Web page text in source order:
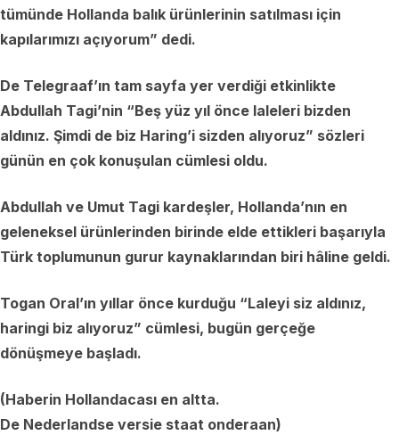
tümünde Hollanda balık ürünlerinin satılması için
kapılarımızı açıyorum” dedi.
De Telegraaf’ın tam sayfa yer verdiği etkinlikte
Abdullah Tagi’nin “Beş yüz yıl önce laleleri bizden
aldınız. Şimdi de biz Haring’i sizden alıyoruz” sözleri
günün en çok konuşulan cümlesi oldu.
Abdullah ve Umut Tagi kardeşler, Hollanda’nın en
geleneksel ürünlerinden birinde elde ettikleri başarıyla
Türk toplumunun gurur kaynaklarından biri hâline geldi.
Togan Oral’ın yıllar önce kurduğu “Laleyi siz aldınız,
haringi biz alıyoruz” cümlesi, bugün gerçeğe
dönüşmeye başladı.
(Haberin Hollandacası en altta.
De Nederlandse versie staat onderaan)